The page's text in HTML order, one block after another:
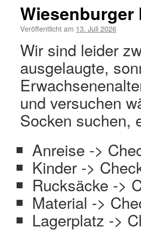
Veröffentlicht am 13. Juli 2026
Wir sind leider
ausgelaugte,
und versuchen
Socken suchen,
Anreise ->
Kinder ->
Rucksäcke ->
Material ->
Lagerplatz ->